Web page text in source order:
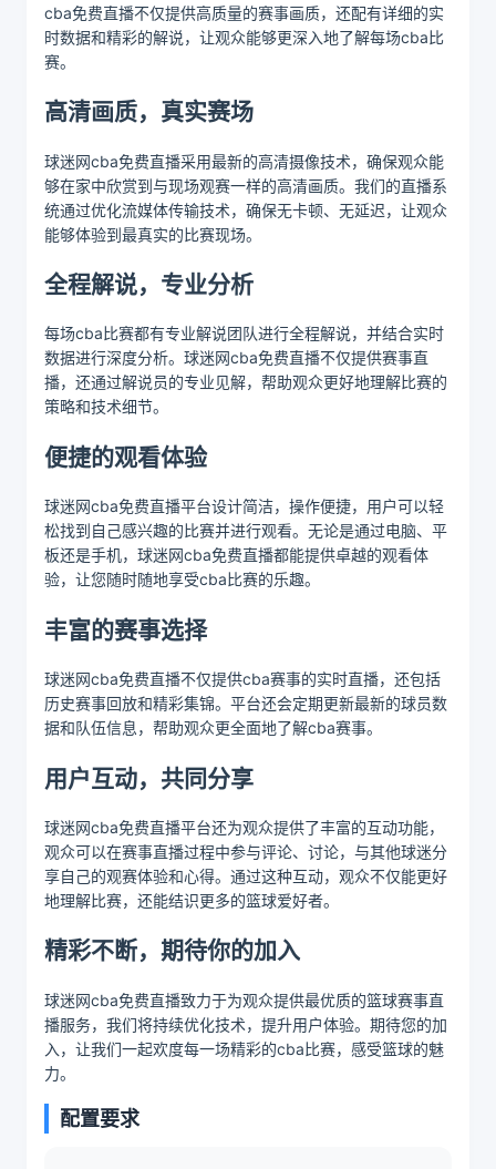
cba免费直播不仅提供高质量的赛事画质，还配有详细的实
时数据和精彩的解说，让观众能够更深入地了解每场cba比
赛。
高清画质，真实赛场
球迷网cba免费直播采用最新的高清摄像技术，确保观众能
够在家中欣赏到与现场观赛一样的高清画质。我们的直播系
统通过优化流媒体传输技术，确保无卡顿、无延迟，让观众
能够体验到最真实的比赛现场。
全程解说，专业分析
每场cba比赛都有专业解说团队进行全程解说，并结合实时
数据进行深度分析。球迷网cba免费直播不仅提供赛事直
播，还通过解说员的专业见解，帮助观众更好地理解比赛的
策略和技术细节。
便捷的观看体验
球迷网cba免费直播平台设计简洁，操作便捷，用户可以轻
松找到自己感兴趣的比赛并进行观看。无论是通过电脑、平
板还是手机，球迷网cba免费直播都能提供卓越的观看体
验，让您随时随地享受cba比赛的乐趣。
丰富的赛事选择
球迷网cba免费直播不仅提供cba赛事的实时直播，还包括
历史赛事回放和精彩集锦。平台还会定期更新最新的球员数
据和队伍信息，帮助观众更全面地了解cba赛事。
用户互动，共同分享
球迷网cba免费直播平台还为观众提供了丰富的互动功能，
观众可以在赛事直播过程中参与评论、讨论，与其他球迷分
享自己的观赛体验和心得。通过这种互动，观众不仅能更好
地理解比赛，还能结识更多的篮球爱好者。
精彩不断，期待你的加入
球迷网cba免费直播致力于为观众提供最优质的篮球赛事直
播服务，我们将持续优化技术，提升用户体验。期待您的加
入，让我们一起欢度每一场精彩的cba比赛，感受篮球的魅
力。
配置要求